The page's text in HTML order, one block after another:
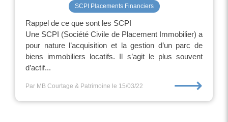
SCPI Placements Financiers
Rappel de ce que sont les SCPI
Une SCPI (Société Civile de Placement Immobilier) a
pour nature l’acquisition et la gestion d’un parc de
biens immobiliers locatifs. Il s’agit le plus souvent
d’actif...
Par MB Courtage & Patrimoine le 15/03/22 ⟶